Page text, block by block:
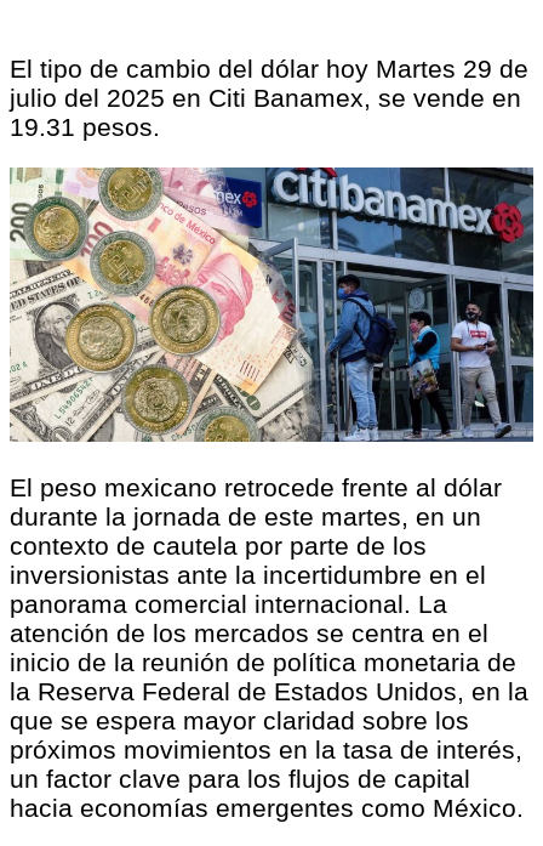
El tipo de cambio del dólar hoy Martes 29 de
julio del 2025 en Citi Banamex, se vende en
19.31 pesos.
El peso mexicano retrocede frente al dólar
durante la jornada de este martes, en un
contexto de cautela por parte de los
inversionistas ante la incertidumbre en el
panorama comercial internacional. La
atención de los mercados se centra en el
inicio de la reunión de política monetaria de
la Reserva Federal de Estados Unidos, en la
que se espera mayor claridad sobre los
próximos movimientos en la tasa de interés,
un factor clave para los flujos de capital
hacia economías emergentes como México.